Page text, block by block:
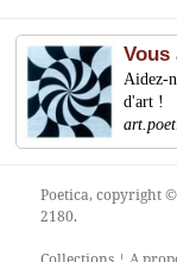
Vous
Aidez-
d'art !
Poetica, copyright ©
2180.